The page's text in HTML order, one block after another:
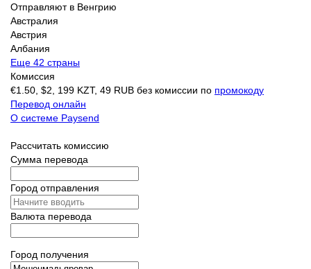
Отправляют в Венгрию
Австралия
Австрия
Албания
Еще 42 страны
Комиссия
€1.50, $2, 199 KZT, 49 RUB без комиссии по промокоду
Перевод онлайн
О системе Paysend
Рассчитать комиссию
Сумма перевода
Город отправления
Валюта перевода
Город получения